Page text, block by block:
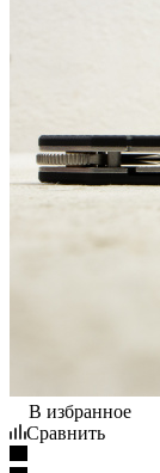
В избранное
Сравнить